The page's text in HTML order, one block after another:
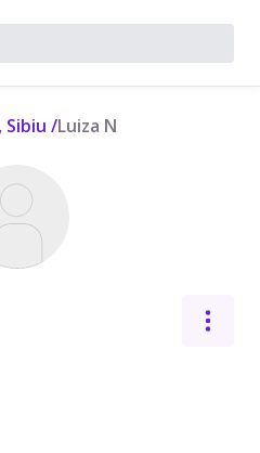
Sibiu /Luiza N